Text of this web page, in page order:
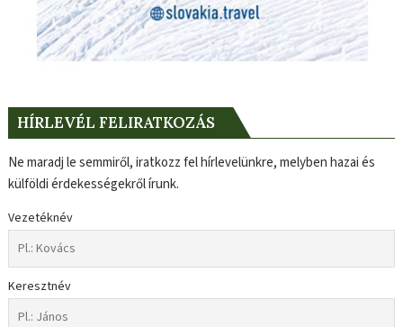
HÍRLEVÉL FELIRATKOZÁS
Ne maradj le semmiről, iratkozz fel hírlevelünkre, melyben hazai és
külföldi érdekességekről írunk.
Vezetéknév
Keresztnév